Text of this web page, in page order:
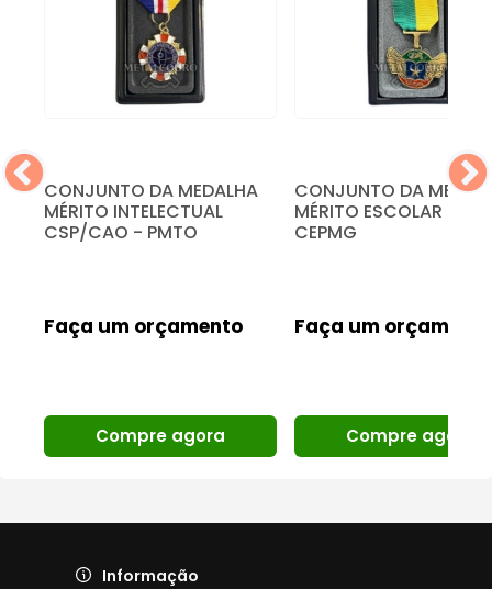
CONJUNTO DA MEDALHA
MÉRITO INTELECTUAL
CSP/CAO - PMTO
Faça um orçamento
Compre agora
CONJUNTO DA
MÉRITO ESCOLAR
CEPMG
Faça um orçamento
Compre agora
Informação